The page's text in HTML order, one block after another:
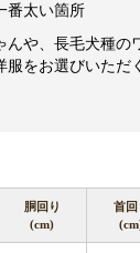
番太い箇所
や、長毛犬種の
服をお選びいただ
胴回り
(cm)
首回